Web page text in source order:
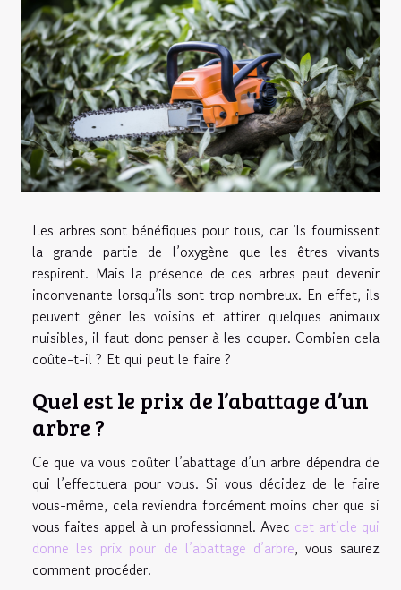
Les arbres sont bénéfiques pour tous, car ils fournissent
la grande partie de l’oxygène que les êtres vivants
respirent. Mais la présence de ces arbres peut devenir
inconvenante lorsqu’ils sont trop nombreux. En effet, ils
peuvent gêner les voisins et attirer quelques animaux
nuisibles, il faut donc penser à les couper. Combien cela
coûte-t-il ? Et qui peut le faire ?
Quel est le prix de l’abattage d’un
arbre ?
Ce que va vous coûter l’abattage d’un arbre dépendra de
qui l’effectuera pour vous. Si vous décidez de le faire
vous-même, cela reviendra forcément moins cher que si
vous faites appel à un professionnel. Avec cet article qui
donne les prix pour de l’abattage d’arbre, vous saurez
comment procéder.